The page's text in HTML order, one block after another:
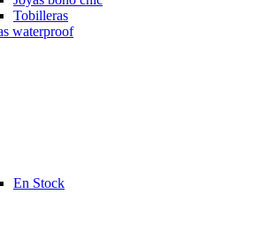
Tobilleras
waterproof
En Stock